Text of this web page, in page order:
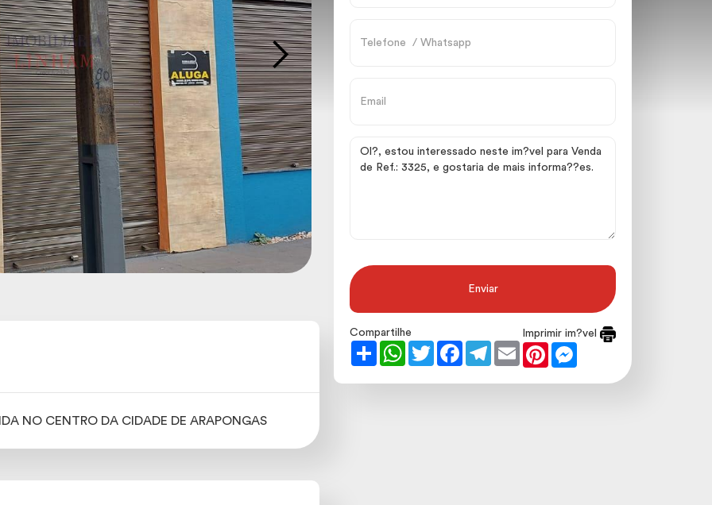
NO CENTRO DA CIDADE DE ARAPONGAS
Enviar
Imprimir im?vel
Compartilhe
Share
WhatsApp
TwitterFacebookTelegram
Email Pinterest